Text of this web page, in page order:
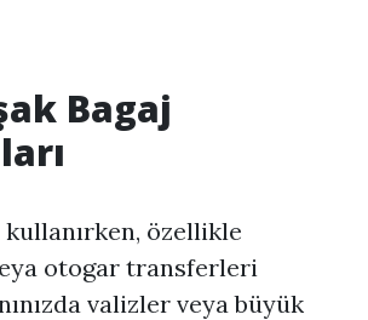
Bagaj
özellikle
otogar transferleri
valizler veya büyük